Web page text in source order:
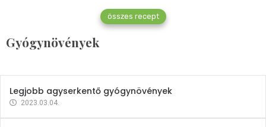
összes recept
Gyógynövények
Mindent a petrezselyemről
2023.12.21.
Legjobb agyserkentő gyógynövények
2023.03.04.